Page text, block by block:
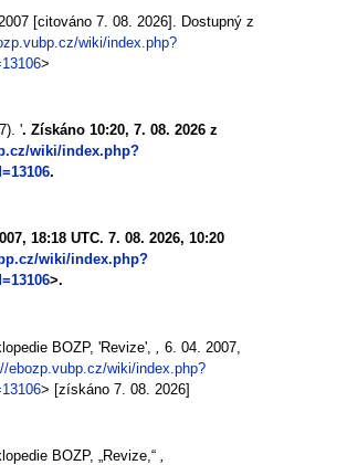
[citováno 7. 08. 2026]. Dostupný z
wiki/index.php?
>
'. Získáno 10:20, 7. 08. 2026 z
wiki/index.php?
.
18:18 UTC. 7. 08. 2026, 10:20
wiki/index.php?
>.
BOZP, 'Revize',
6. 04. 2007,
ebozp.vubp.cz/wiki/index.php?
> [získáno 7. 08. 2026]
BOZP, „Revize,“ ,